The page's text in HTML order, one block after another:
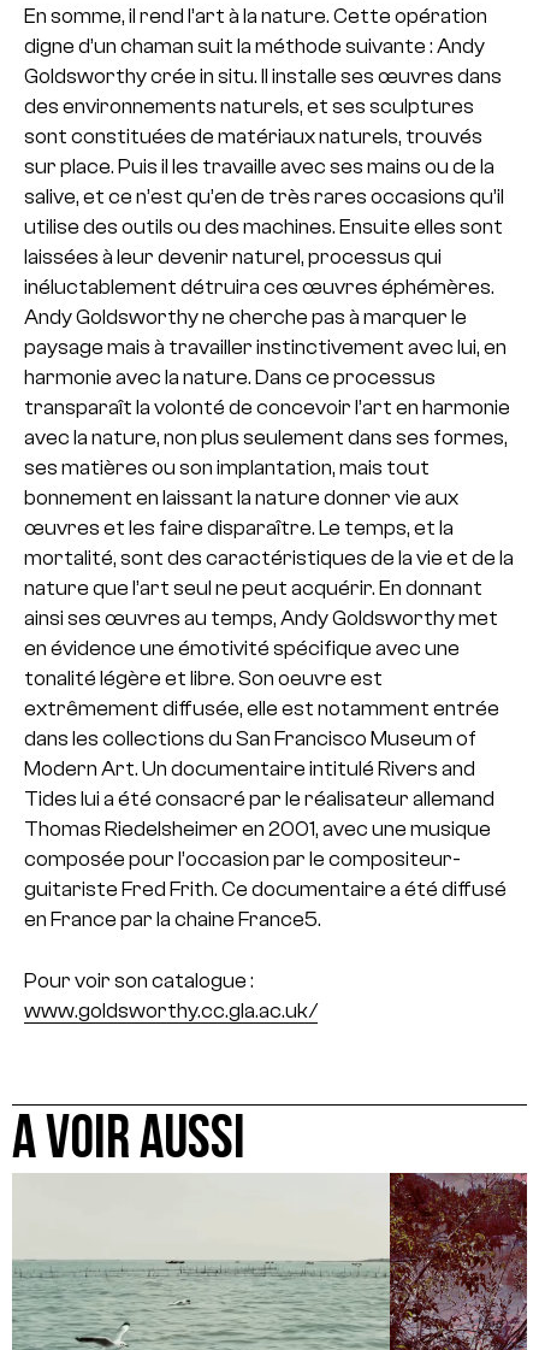
En somme, il rend l’art à la nature. Cette opération
digne d’un chaman suit la méthode suivante : Andy
Goldsworthy crée in situ. Il installe ses œuvres dans
des environnements naturels, et ses sculptures
sont constituées de matériaux naturels, trouvés
sur place. Puis il les travaille avec ses mains ou de la
salive, et ce n’est qu’en de très rares occasions qu’il
utilise des outils ou des machines. Ensuite elles sont
laissées à leur devenir naturel, processus qui
inéluctablement détruira ces œuvres éphémères.
Andy Goldsworthy ne cherche pas à marquer le
paysage mais à travailler instinctivement avec lui, en
harmonie avec la nature. Dans ce processus
transparaît la volonté de concevoir l’art en harmonie
avec la nature, non plus seulement dans ses formes,
ses matières ou son implantation, mais tout
bonnement en laissant la nature donner vie aux
œuvres et les faire disparaître. Le temps, et la
mortalité, sont des caractéristiques de la vie et de la
nature que l’art seul ne peut acquérir. En donnant
ainsi ses œuvres au temps, Andy Goldsworthy met
en évidence une émotivité spécifique avec une
tonalité légère et libre. Son oeuvre est
extrêmement diffusée, elle est notamment entrée
dans les collections du San Francisco Museum of
Modern Art. Un documentaire intitulé Rivers and
Tides lui a été consacré par le réalisateur allemand
Thomas Riedelsheimer en 2001, avec une musique
composée pour l’occasion par le compositeur-
guitariste Fred Frith. Ce documentaire a été diffusé
en France par la chaine France5.
Pour voir son catalogue :
www.goldsworthy.cc.gla.ac.uk/
A VOIR AUSSI